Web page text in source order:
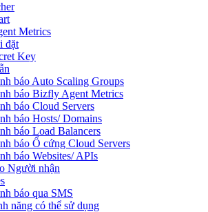
Metrics
đặt
Key
báo Auto Scaling Groups
báo Bizfly Agent Metrics
báo Cloud Servers
báo Hosts/ Domains
báo Load Balancers
báo Ổ cứng Cloud Servers
báo Websites/ APIs
Người nhận
báo qua SMS
năng có thể sử dụng